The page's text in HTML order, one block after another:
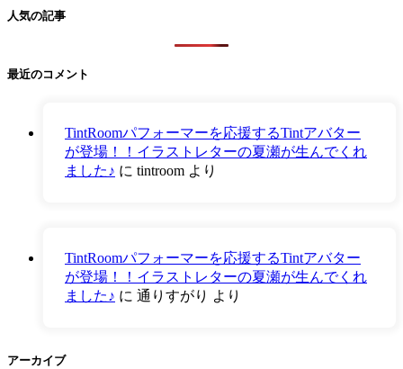
人気の記事
最近のコメント
TintRoomパフォーマーを応援するTintアバター
が登場！！イラストレターの夏瀬が生んでくれ
ました♪ に tintroom より
TintRoomパフォーマーを応援するTintアバター
が登場！！イラストレターの夏瀬が生んでくれ
ました♪ に 通りすがり より
アーカイブ